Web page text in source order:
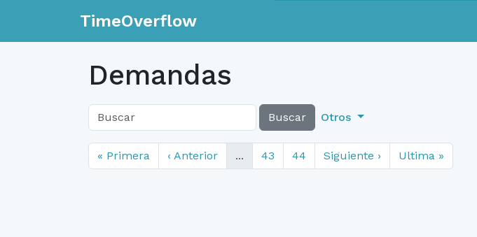
TimeOverflow
Demandas
Buscar Otros
« Primera ‹ Anterior ... 43 44 Siguiente › Ultima »